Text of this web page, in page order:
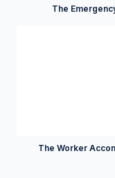
The
The Worker